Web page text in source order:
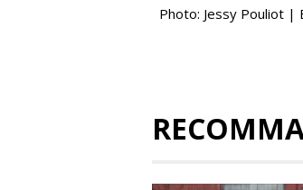
Photo: Jessy Pouliot |